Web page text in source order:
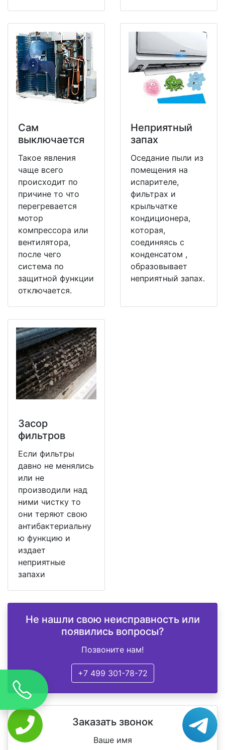
Сам
выключается
Такое явления
чаще всего
происходит по
причине то что
перегревается
мотор
компрессора или
вентилятора,
после чего
система по
защитной функции
отключается.
Неприятный
запах
Оседание пыли из
помещения на
испарителе,
фильтрах и
крыльчатке
кондиционера,
которая,
соединяясь с
конденсатом ,
образовывает
неприятный запах.
Засор
фильтров
Если фильтры
давно не менялись
или не
производили над
ними чистку то
они теряют свою
антибактериальну
ю функцию и
издает
неприятные
запахи
Не нашли свою неисправность или
появились вопросы?
Позвоните нам!
+7 499 301-78-72
Заказать звонок
Ваше имя